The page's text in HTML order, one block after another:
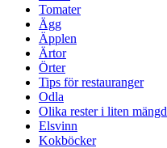
Tomater
Ägg
Äpplen
Ärtor
Örter
Tips för restauranger
Odla
Olika rester i liten mängd
Elsvinn
Kokböcker